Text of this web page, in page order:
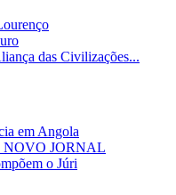
das Civilizações...
em Angola
NOVO JORNAL
o Júri